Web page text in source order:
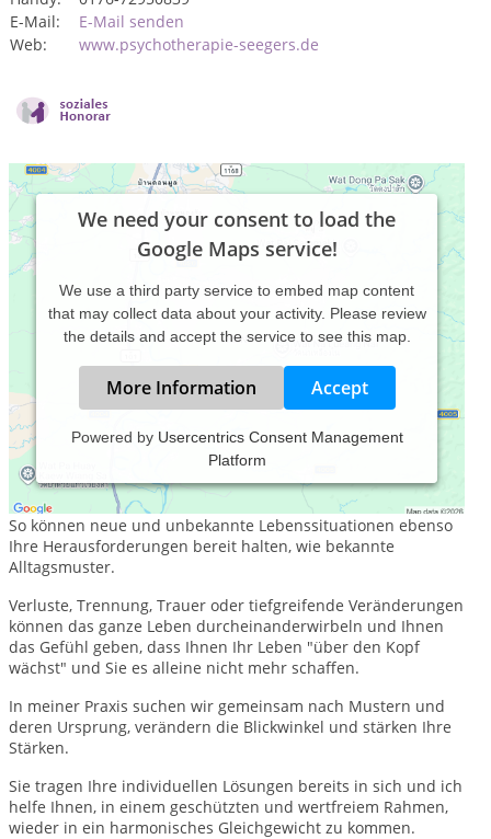
E-Mail:
E-Mail senden
Web:
www.psychotherapie-seegers.de
We need your consent to load the
Google Maps service!
We use a third party service to embed map content
that may collect data about your activity. Please review
the details and accept the service to see this map.
More Information Accept
Powered by Usercentrics Consent Management
Platform
Therapie und Coaching kann Ihnen in den verschiedensten
Lebenslagen eine wertvolle Unterstützung sein.
So können neue und unbekannte Lebenssituationen ebenso
Ihre Herausforderungen bereit halten, wie bekannte
Alltagsmuster.
Verluste, Trennung, Trauer oder tiefgreifende Veränderungen
können das ganze Leben durcheinanderwirbeln und Ihnen
das Gefühl geben, dass Ihnen Ihr Leben "über den Kopf
wächst" und Sie es alleine nicht mehr schaffen.
In meiner Praxis suchen wir gemeinsam nach Mustern und
deren Ursprung, verändern die Blickwinkel und stärken Ihre
Stärken.
Sie tragen Ihre individuellen Lösungen bereits in sich und ich
helfe Ihnen, in einem geschützten und wertfreiem Rahmen,
wieder in ein harmonisches Gleichgewicht zu kommen.